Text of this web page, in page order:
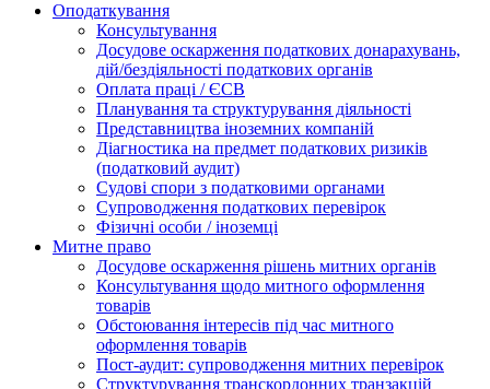
Оподаткування
Консультування
Досудове оскарження податкових донарахувань,
дій/бездіяльності податкових органів
Оплата праці / ЄСВ
Планування та структурування діяльності
Представництва іноземних компаній
Діагностика на предмет податкових ризиків
(податковий аудит)
Судові спори з податковими органами
Супроводження податкових перевірок
Фізичні особи / іноземці
Митне право
Досудове оскарження рішень митних органів
Консультування щодо митного оформлення
товарів
Обстоювання інтересів під час митного
оформлення товарів
Пост-аудит: супроводження митних перевірок
Структурування транскордонних транзакцій